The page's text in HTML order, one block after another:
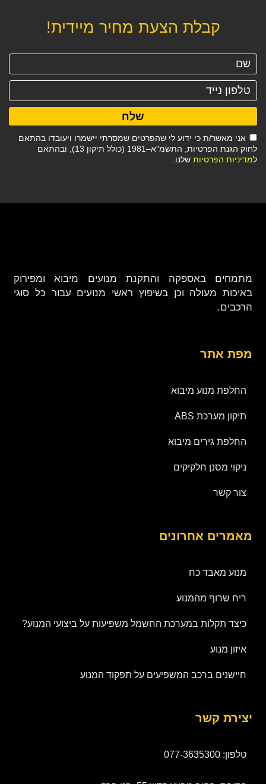
קבלת הצעת מחיר מיידית!
אני מאשר/ת כי ידוע לי שהפרטים שמסרתי יישמרו ויעובדו בהתאם
לחוק הגנת הפרטיות, התשמ"א–1981 (כולל תיקון 13), ובהתאם
למדיניות הפרטיות שלנו.
שלח
מתמחים באספקה והתקנת מנועים מיבוא ומפירוק
באיכות מעולה וכן בשיפוץ ראשי מנועים עבור כל סוגי
הרכבים.
מפת אתר
החלפת מנוע מיבוא
תיקון מערכת ABS
החלפת גירים מיבוא
ניקוי מסנן חלקיקים
צור קשר
מאמרים אחרונים
מנוע מאבד כח
ריח שרוף מהמנוע
כיצד תקלות במערכת החשמל משפיעות על ביצועי המנוע?
איזון מנוע
חיישנים ברכב המשפיעים על תפקוד המנוע
יצירת קשר
טלפון: 077-3635300